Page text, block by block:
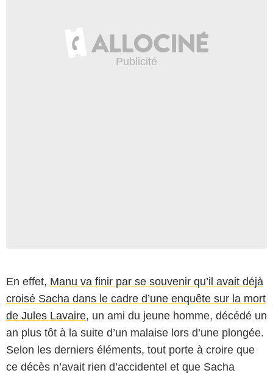
En effet, Manu va finir par se souvenir qu’il avait déjà
croisé Sacha dans le cadre d’une enquête sur la mort
de Jules Lavaire, un ami du jeune homme, décédé un
an plus tôt à la suite d’un malaise lors d’une plongée.
Selon les derniers éléments, tout porte à croire que
ce décès n’avait rien d’accidentel et que Sacha